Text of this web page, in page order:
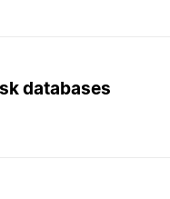
databases